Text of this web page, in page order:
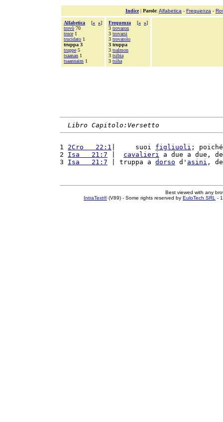
Indice| Parole: Alfabetica - Frequenza -
Alfabetica [« »]
trovò 70
truce 1
trucidato 1
truppa 3
truppe 5
tsaanan 1
tsaannaim 1
Frequenza [« »]
3 trovaron
3 trovarsi
3 trovatolo
3 truppa
3 tsalmon
3 tsibia
3 tsiha
Libro Capitolo:Versetto
1 2Cro   22:1 |     suoi figliuoli ;
2 Isa   21:7 cavalieri a due a due,
3 Isa   21:7 | truppa a dorso d' asini ,
Best viewed with any
IntraText®(V89) - Some rights reserved by EuloTech SRL -